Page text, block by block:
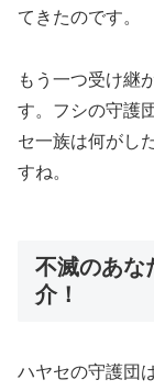
てきたのです。
もう一つ受け継
す。フシの守護
セ一族は何がし
すね。
不滅のあな
介！
ハヤセの守護団